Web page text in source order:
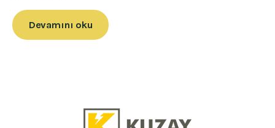
Devamını oku